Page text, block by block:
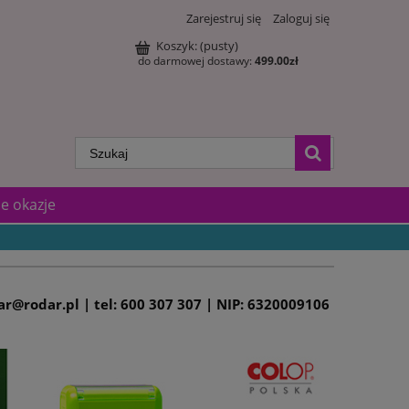
Zarejestruj się
Zaloguj się
Koszyk:(pusty)
do darmowej dostawy: 499.00zł
okazje
| tel: 600 307 307 | NIP: 6320009106